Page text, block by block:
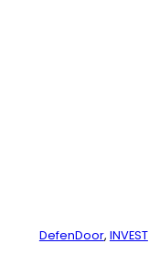
DefenDoor, INVEST